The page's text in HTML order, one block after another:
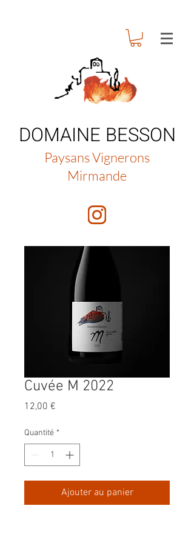
DOMAINE BESSON
Paysans Vignerons
Mirmande
Cuvée M 2022
12,00 €
Quantité *
Ajouter au panier